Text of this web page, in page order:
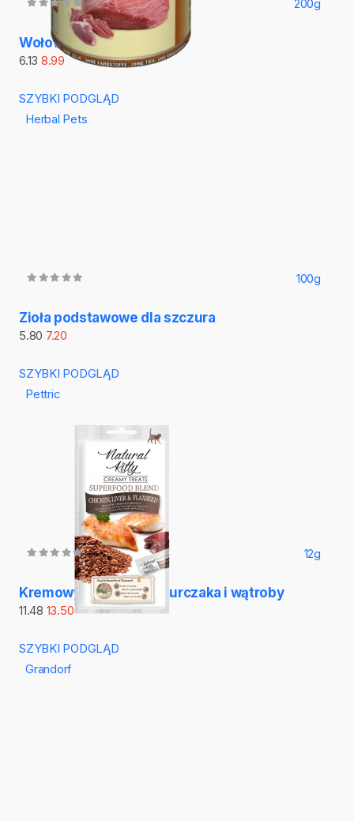
200g
Wołowina i kurze serca
6.13 8.99
SZYBKI PODGLĄD
Herbal Pets
100g
Zioła podstawowe dla szczura
5.80 7.20
SZYBKI PODGLĄD
Pettric
12g
Kremowy przysmak z kurczaka i wątroby
11.48 13.50
SZYBKI PODGLĄD
Grandorf